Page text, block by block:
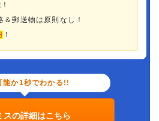
郵送物は原則なし！
！
能か1秒でわかる!!
スの詳細はこちら